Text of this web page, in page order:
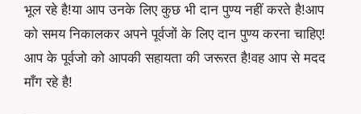
भूल रहे है!या आप उनके लिए कुछ भी दान पुण्य नहीं करते है!आप
को समय निकालकर अपने पूर्वजों के लिए दान पुण्य करना चाहिए!
आप के पूर्वजो को आपकी सहायता की जरूरत है!वह आप से मदद
माँग रहे है!